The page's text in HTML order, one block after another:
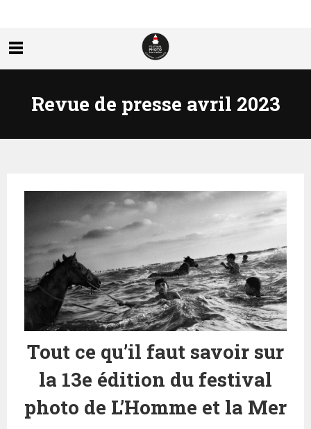
Revue de presse avril 2023
Tout ce qu’il faut savoir sur
la 13e édition du festival
photo de L’Homme et la Mer